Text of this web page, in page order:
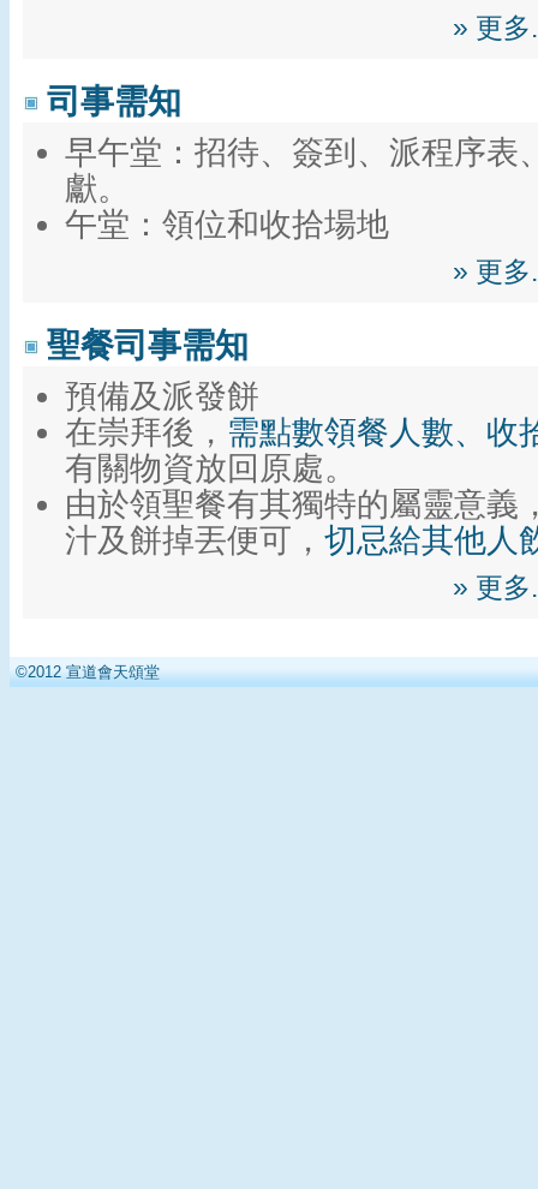
» 更
司事需知
早午堂：招待、簽到、派程序表
獻。
午堂：領位和收拾場地
» 更
聖餐司事需知
預備及派發餅
在崇拜後， 需點數領餐人數、收
有關物資放回原處。
由於領聖餐有其獨特的屬靈意義
汁及餅掉丟便可， 切忌給其他人
» 更
©2012 宣道會天頌堂